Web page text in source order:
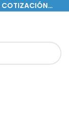
COTIZACIÓN…